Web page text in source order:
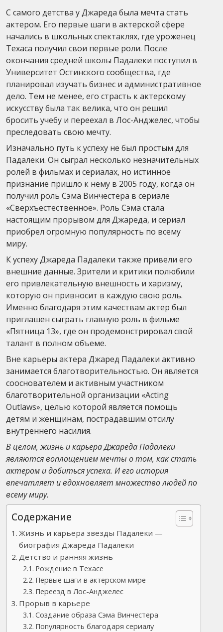
С самого детства у Джареда была мечта стать
актером. Его первые шаги в актерской сфере
начались в школьных спектаклях, где уроженец
Техаса получил свои первые роли. После
окончания средней школы Падалеки поступил в
Университет Остинского сообщества, где
планировал изучать бизнес и административное
дело. Тем не менее, его страсть к актерскому
искусству была так велика, что он решил
бросить учебу и переехал в Лос-Анджелес, чтобы
преследовать свою мечту.
Изначально путь к успеху не был простым для
Падалеки. Он сыграл несколько незначительных
ролей в фильмах и сериалах, но истинное
признание пришло к нему в 2005 году, когда он
получил роль Сэма Винчестера в сериале
«Сверхъестественное». Роль Сэма стала
настоящим прорывом для Джареда, и сериал
приобрел огромную популярность по всему
миру.
К успеху Джареда Падалеки также привели его
внешние данные. Зрители и критики полюбили
его привлекательную внешность и харизму,
которую он привносит в каждую свою роль.
Именно благодаря этим качествам актер был
приглашен сыграть главную роль в фильме
«Пятница 13», где он продемонстрировал свой
талант в полном объеме.
Вне карьеры актера Джаред Падалеки активно
занимается благотворительностью. Он является
сооснователем и активным участником
благотворительной организации «Acting
Outlaws», целью которой является помощь
детям и женщинам, пострадавшим отсилу
внутреннего насилия.
В целом, жизнь и карьера Джареда Падалеки
являются воплощением мечты о том, как стать
актером и добиться успеха. И его история
впечатляет и вдохновляет множество людей по
всему миру.
Содержание
Жизнь и карьера звезды Падалеки —
биография Джареда Падалеки
Детство и ранняя жизнь
Рождение в Техасе
Первые шаги в актерском мире
Переезд в Лос-Анджелес
Прорыв в карьере
Создание образа Сэма Винчестера
Популярность благодаря сериалу